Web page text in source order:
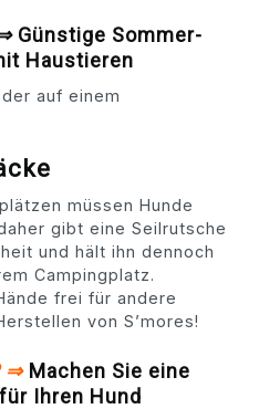
Günstige Sommer-
Haustieren
müssen Hunde
gibt eine Seilrutsche
und hält ihn dennoch
Campingplatz.
frei für andere
von S’mores!
⇒Machen Sie eine
Ihren Hund